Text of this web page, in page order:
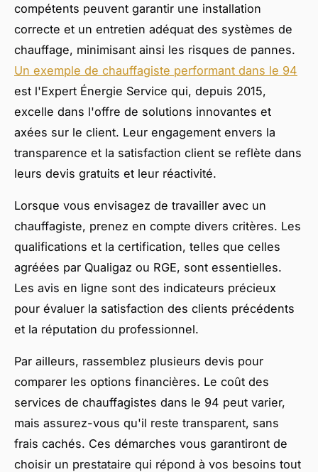
compétents peuvent garantir une installation
correcte et un entretien adéquat des systèmes de
chauffage, minimisant ainsi les risques de pannes.
Un exemple de chauffagiste performant dans le 94
est l'Expert Énergie Service qui, depuis 2015,
excelle dans l'offre de solutions innovantes et
axées sur le client. Leur engagement envers la
transparence et la satisfaction client se reflète dans
leurs devis gratuits et leur réactivité.
Lorsque vous envisagez de travailler avec un
chauffagiste, prenez en compte divers critères. Les
qualifications et la certification, telles que celles
agréées par Qualigaz ou RGE, sont essentielles.
Les avis en ligne sont des indicateurs précieux
pour évaluer la satisfaction des clients précédents
et la réputation du professionnel.
Par ailleurs, rassemblez plusieurs devis pour
comparer les options financières. Le coût des
services de chauffagistes dans le 94 peut varier,
mais assurez-vous qu'il reste transparent, sans
frais cachés. Ces démarches vous garantiront de
choisir un prestataire qui répond à vos besoins tout